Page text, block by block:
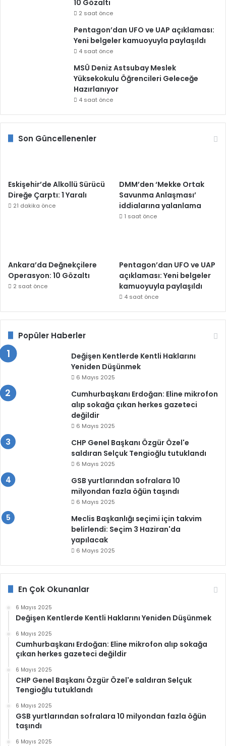
10 Gözaltı
2 saat önce
Pentagon’dan UFO ve UAP açıklaması:
Yeni belgeler kamuoyuyla paylaşıldı
4 saat önce
MSÜ Deniz Astsubay Meslek
Yüksekokulu Öğrencileri Geleceğe
Hazırlanıyor
4 saat önce
Son Güncellenenler
Eskişehir’de Alkollü Sürücü
Direğe Çarptı: 1 Yaralı
21 dakika önce
DMM’den ‘Mekke Ortak
Savunma Anlaşması’
iddialarına yalanlama
1 saat önce
Ankara’da Değnekçilere
Operasyon: 10 Gözaltı
2 saat önce
Pentagon’dan UFO ve UAP
açıklaması: Yeni belgeler
kamuoyuyla paylaşıldı
4 saat önce
Popüler Haberler
Değişen Kentlerde Kentli Haklarını
Yeniden Düşünmek
6 Mayıs 2025
Cumhurbaşkanı Erdoğan: Eline mikrofon
alıp sokağa çıkan herkes gazeteci
değildir
6 Mayıs 2025
CHP Genel Başkanı Özgür Özel'e
saldıran Selçuk Tengioğlu tutuklandı
6 Mayıs 2025
GSB yurtlarından sofralara 10
milyondan fazla öğün taşındı
6 Mayıs 2025
Meclis Başkanlığı seçimi için takvim
belirlendi: Seçim 3 Haziran'da
yapılacak
6 Mayıs 2025
En Çok Okunanlar
6 Mayıs 2025
Değişen Kentlerde Kentli Haklarını Yeniden Düşünmek
6 Mayıs 2025
Cumhurbaşkanı Erdoğan: Eline mikrofon alıp sokağa
çıkan herkes gazeteci değildir
6 Mayıs 2025
CHP Genel Başkanı Özgür Özel'e saldıran Selçuk
Tengioğlu tutuklandı
6 Mayıs 2025
GSB yurtlarından sofralara 10 milyondan fazla öğün
taşındı
6 Mayıs 2025